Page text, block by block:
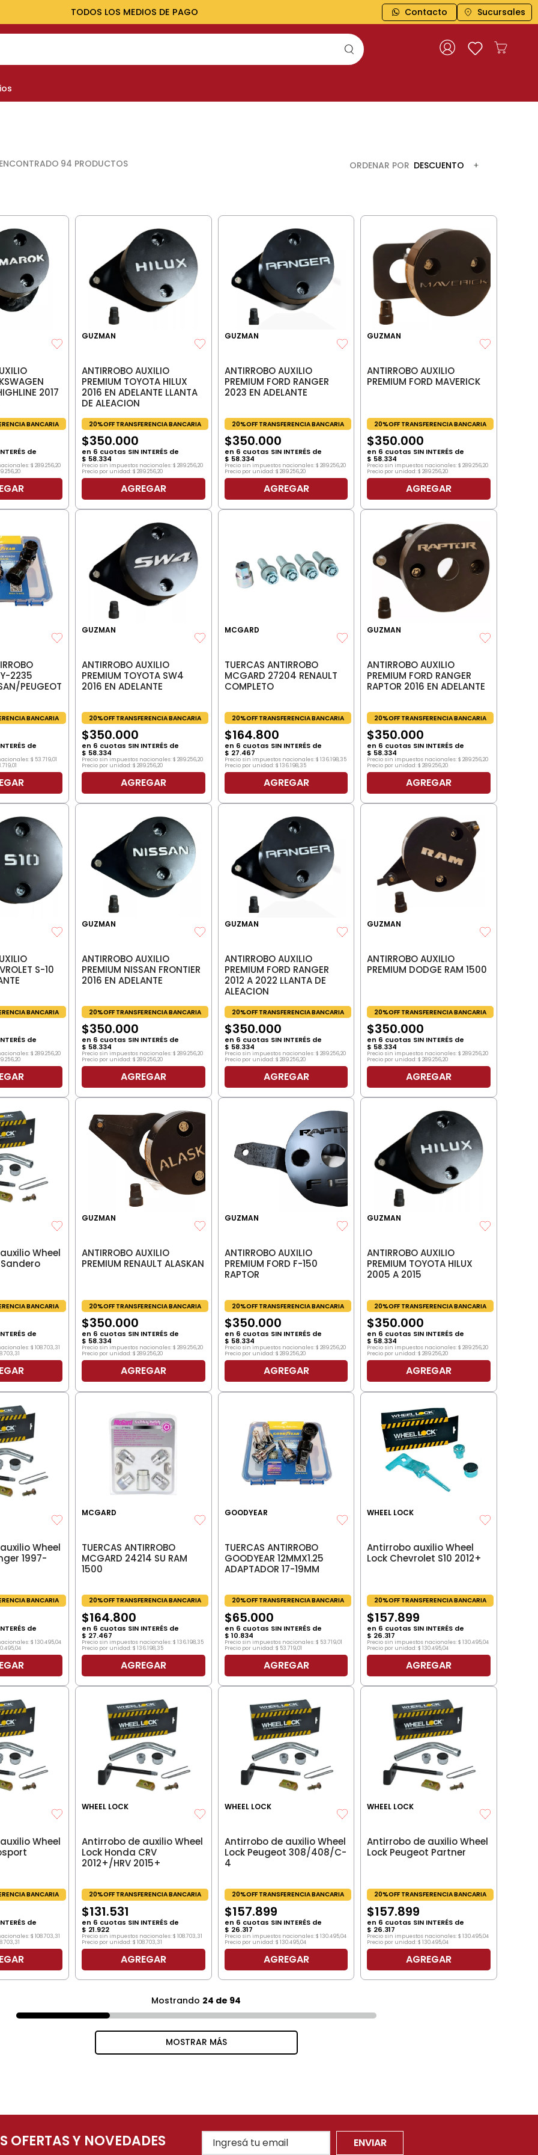
ENVÍOS A TODO EL PAÍS Contacto Sucursales
94 PRODUCTOS ORDENAR POR DESCUENTO
2017
BANCARIA
de
$ 289.256,20
.256,20
GUZMAN
ANTIRROBO AUXILIO
PREMIUM TOYOTA HILUX
2016 EN ADELANTE LLANTA
DE ALEACION
20%OFF TRANSFERENCIA BANCARIA
$350.000
en 6 cuotas SIN INTERÉS de
$ 58.334
Precio sin impuestos nacionales:$ 289.256,20
Precio por unidad:$ 289.256,20
AGREGAR
GUZMAN
ANTIRROBO AUXILIO
PREMIUM FORD RANGER
2023 EN ADELANTE
20%OFF TRANSFERENCIA BANCARIA
$350.000
en 6 cuotas SIN INTERÉS de
$ 58.334
Precio sin impuestos nacionales:$ 289.256,20
Precio por unidad:$ 289.256,20
AGREGAR
GUZMAN
ANTIRROBO AUXILIO
PREMIUM FORD MAVERICK
20%OFF TRANSFERENCIA BANCARIA
$350.000
en 6 cuotas SIN INTERÉS de
$ 58.334
Precio sin impuestos nacionales:$ 289.256,20
Precio por unidad:$ 289.256,20
AGREGAR
2235
PEUGEOT
BANCARIA
de
$ 53.719,01
.719,01
GUZMAN
ANTIRROBO AUXILIO
PREMIUM TOYOTA SW4
2016 EN ADELANTE
20%OFF TRANSFERENCIA BANCARIA
$350.000
en 6 cuotas SIN INTERÉS de
$ 58.334
Precio sin impuestos nacionales:$ 289.256,20
Precio por unidad:$ 289.256,20
AGREGAR
MCGARD
TUERCAS ANTIRROBO
MCGARD 27204 RENAULT
COMPLETO
20%OFF TRANSFERENCIA BANCARIA
$164.800
en 6 cuotas SIN INTERÉS de
$ 27.467
Precio sin impuestos nacionales:$ 136.198,35
Precio por unidad:$ 136.198,35
AGREGAR
GUZMAN
ANTIRROBO AUXILIO
PREMIUM FORD RANGER
RAPTOR 2016 EN ADELANTE
20%OFF TRANSFERENCIA BANCARIA
$350.000
en 6 cuotas SIN INTERÉS de
$ 58.334
Precio sin impuestos nacionales:$ 289.256,20
Precio por unidad:$ 289.256,20
AGREGAR
S-10
BANCARIA
de
$ 289.256,20
.256,20
GUZMAN
ANTIRROBO AUXILIO
PREMIUM NISSAN FRONTIER
2016 EN ADELANTE
20%OFF TRANSFERENCIA BANCARIA
$350.000
en 6 cuotas SIN INTERÉS de
$ 58.334
Precio sin impuestos nacionales:$ 289.256,20
Precio por unidad:$ 289.256,20
AGREGAR
GUZMAN
ANTIRROBO AUXILIO
PREMIUM FORD RANGER
2012 A 2022 LLANTA DE
ALEACION
20%OFF TRANSFERENCIA BANCARIA
$350.000
en 6 cuotas SIN INTERÉS de
$ 58.334
Precio sin impuestos nacionales:$ 289.256,20
Precio por unidad:$ 289.256,20
AGREGAR
GUZMAN
ANTIRROBO AUXILIO
PREMIUM DODGE RAM 1500
20%OFF TRANSFERENCIA BANCARIA
$350.000
en 6 cuotas SIN INTERÉS de
$ 58.334
Precio sin impuestos nacionales:$ 289.256,20
Precio por unidad:$ 289.256,20
AGREGAR
Wheel
BANCARIA
de
$ 108.703,31
.703,31
GUZMAN
ANTIRROBO AUXILIO
PREMIUM RENAULT ALASKAN
20%OFF TRANSFERENCIA BANCARIA
$350.000
en 6 cuotas SIN INTERÉS de
$ 58.334
Precio sin impuestos nacionales:$ 289.256,20
Precio por unidad:$ 289.256,20
AGREGAR
GUZMAN
ANTIRROBO AUXILIO
PREMIUM FORD F-150
RAPTOR
20%OFF TRANSFERENCIA BANCARIA
$350.000
en 6 cuotas SIN INTERÉS de
$ 58.334
Precio sin impuestos nacionales:$ 289.256,20
Precio por unidad:$ 289.256,20
AGREGAR
GUZMAN
ANTIRROBO AUXILIO
PREMIUM TOYOTA HILUX
2005 A 2015
20%OFF TRANSFERENCIA BANCARIA
$350.000
en 6 cuotas SIN INTERÉS de
$ 58.334
Precio sin impuestos nacionales:$ 289.256,20
Precio por unidad:$ 289.256,20
AGREGAR
Wheel
1997-
BANCARIA
de
$ 130.495,04
.495,04
MCGARD
TUERCAS ANTIRROBO
MCGARD 24214 SU RAM
1500
20%OFF TRANSFERENCIA BANCARIA
$164.800
en 6 cuotas SIN INTERÉS de
$ 27.467
Precio sin impuestos nacionales:$ 136.198,35
Precio por unidad:$ 136.198,35
AGREGAR
GOODYEAR
TUERCAS ANTIRROBO
GOODYEAR 12MMX1.25
ADAPTADOR 17-19MM
20%OFF TRANSFERENCIA BANCARIA
$65.000
en 6 cuotas SIN INTERÉS de
$ 10.834
Precio sin impuestos nacionales:$ 53.719,01
Precio por unidad:$ 53.719,01
AGREGAR
WHEEL LOCK
Antirrobo auxilio Wheel
Lock Chevrolet S10 2012+
20%OFF TRANSFERENCIA BANCARIA
$157.899
en 6 cuotas SIN INTERÉS de
$ 26.317
Precio sin impuestos nacionales:$ 130.495,04
Precio por unidad:$ 130.495,04
AGREGAR
Wheel
BANCARIA
de
$ 108.703,31
.703,31
WHEEL LOCK
Antirrobo de auxilio Wheel
Lock Honda CRV
2012+/HRV 2015+
20%OFF TRANSFERENCIA BANCARIA
$131.531
en 6 cuotas SIN INTERÉS de
$ 21.922
Precio sin impuestos nacionales:$ 108.703,31
Precio por unidad:$ 108.703,31
AGREGAR
WHEEL LOCK
Antirrobo de auxilio Wheel
Lock Peugeot 308/408/C-
4
20%OFF TRANSFERENCIA BANCARIA
$157.899
en 6 cuotas SIN INTERÉS de
$ 26.317
Precio sin impuestos nacionales:$ 130.495,04
Precio por unidad:$ 130.495,04
AGREGAR
WHEEL LOCK
Antirrobo de auxilio Wheel
Lock Peugeot Partner
20%OFF TRANSFERENCIA BANCARIA
$157.899
en 6 cuotas SIN INTERÉS de
$ 26.317
Precio sin impuestos nacionales:$ 130.495,04
Precio por unidad:$ 130.495,04
AGREGAR
Mostrando 24 de 94
MOSTRAR MÁS
OFERTAS Y NOVEDADES ENVIAR